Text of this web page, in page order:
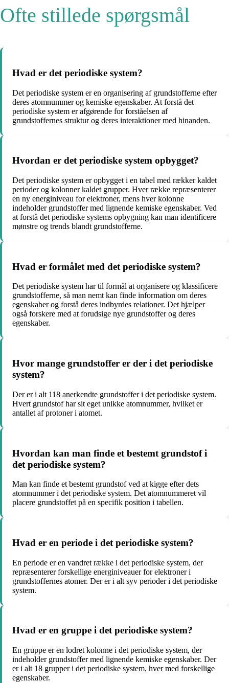
Ofte stillede spørgsmål
Hvad er det periodiske system?
Det periodiske system er en organisering af grundstofferne efter
deres atomnummer og kemiske egenskaber. At forstå det
periodiske system er afgørende for forståelsen af
grundstoffernes struktur og deres interaktioner med hinanden.
Hvordan er det periodiske system opbygget?
Det periodiske system er opbygget i en tabel med rækker kaldet
perioder og kolonner kaldet grupper. Hver række repræsenterer
en ny energiniveau for elektroner, mens hver kolonne
indeholder grundstoffer med lignende kemiske egenskaber. Ved
at forstå det periodiske systems opbygning kan man identificere
mønstre og trends blandt grundstofferne.
Hvad er formålet med det periodiske system?
Det periodiske system har til formål at organisere og klassificere
grundstofferne, så man nemt kan finde information om deres
egenskaber og forstå deres indbyrdes relationer. Det hjælper
også forskere med at forudsige nye grundstoffer og deres
egenskaber.
Hvor mange grundstoffer er der i det periodiske
system?
Der er i alt 118 anerkendte grundstoffer i det periodiske system.
Hvert grundstof har sit eget unikke atomnummer, hvilket er
antallet af protoner i atomet.
Hvordan kan man finde et bestemt grundstof i
det periodiske system?
Man kan finde et bestemt grundstof ved at kigge efter dets
atomnummer i det periodiske system. Det atomnummeret vil
placere grundstoffet på en specifik position i tabellen.
Hvad er en periode i det periodiske system?
En periode er en vandret række i det periodiske system, der
repræsenterer forskellige energiniveauer for elektroner i
grundstoffernes atomer. Der er i alt syv perioder i det periodiske
system.
Hvad er en gruppe i det periodiske system?
En gruppe er en lodret kolonne i det periodiske system, der
indeholder grundstoffer med lignende kemiske egenskaber. Der
er i alt 18 grupper i det periodiske system, hver med forskellige
egenskaber.